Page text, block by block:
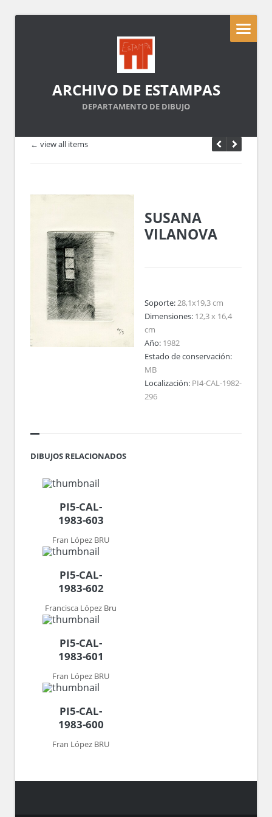
ARCHIVO DE ESTAMPAS
DEPARTAMENTO DE DIBUJO
← view all items
SUSANA
VILANOVA
Soporte:28,1x19,3 cm
Dimensiones: 12,3 x 16,4
cm
Año: 1982
Estado de conservación:
MB
Localización: PI4-CAL-1982-
296
DIBUJOS RELACIONADOS
PI5-CAL-
1983-603
Fran López BRU
PI5-CAL-
1983-602
Francisca López Bru
PI5-CAL-
1983-601
Fran López BRU
PI5-CAL-
1983-600
Fran López BRU